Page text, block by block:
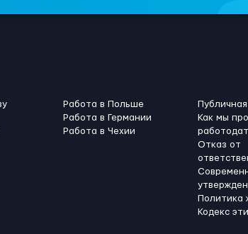
Работа в Польше
Работа в Германии
Работа в Чехии
Как мы
Отказ от
Политика
Кодекс